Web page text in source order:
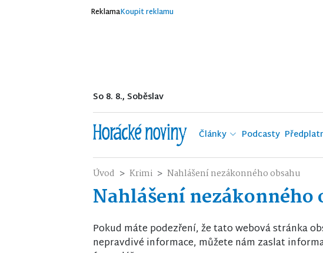
ReklamaKoupit reklamu
So 8. 8., Soběslav
Články Podcasty
Úvod Krimi Nahlášení nezákonného obsahu
Nahlášení nezákonného
Pokud máte podezření, že tato webová stránka
nepravdivé informace, můžete nám zaslat